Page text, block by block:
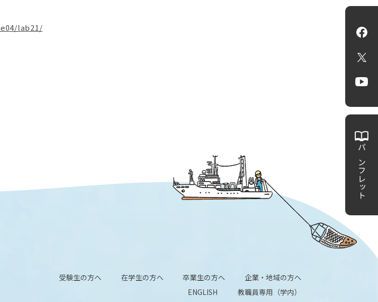
lab21/
X
パンフレット
受験生の方へ 在学生の方へ 卒業生の方へ
企業・地域の方へ
ENGLISH
教職員専用（学内）